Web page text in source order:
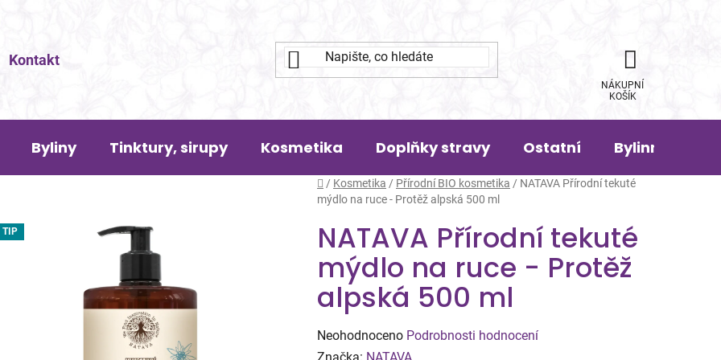
Kontakt
NÁKUPNÍ
KOŠÍK
Byliny Tinktury, sirupy Kosmetika Doplňky stravy Ostatní Bylinná
Domů
/ Kosmetika / Přírodní BIO kosmetika / NATAVA Přírodní tekuté
mýdlo na ruce - Protěž alpská 500 ml
NATAVA Přírodní tekuté
mýdlo na ruce - Protěž
alpská 500 ml
Průměrné
hodnocení
Neohodnoceno Podrobnosti hodnocení
Značka: NATAVA
TIP